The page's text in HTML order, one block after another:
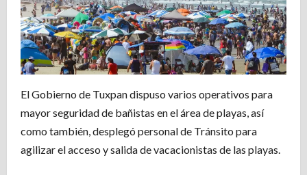
El Gobierno de Tuxpan dispuso varios operativos para
mayor seguridad de bañistas en el área de playas, así
como también, desplegó personal de Tránsito para
agilizar el acceso y salida de vacacionistas de las playas.